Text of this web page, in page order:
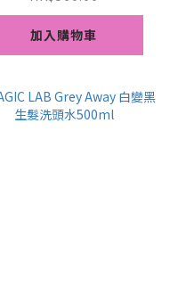
加入購物車